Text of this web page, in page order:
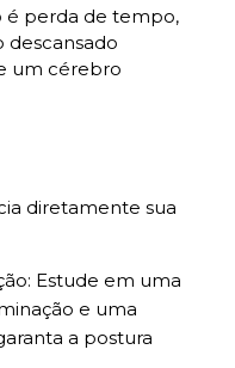
é perda de tempo,
descansado
um cérebro
diretamente sua
Estude em uma
e uma
a postura